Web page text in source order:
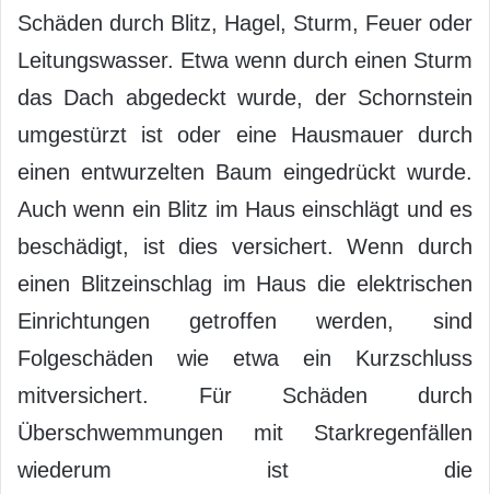
Schäden durch Blitz, Hagel, Sturm, Feuer oder
Leitungswasser. Etwa wenn durch einen Sturm
das Dach abgedeckt wurde, der Schornstein
umgestürzt ist oder eine Hausmauer durch
einen entwurzelten Baum eingedrückt wurde.
Auch wenn ein Blitz im Haus einschlägt und es
beschädigt, ist dies versichert. Wenn durch
einen Blitzeinschlag im Haus die elektrischen
Einrichtungen getroffen werden, sind
Folgeschäden wie etwa ein Kurzschluss
mitversichert. Für Schäden durch
Überschwemmungen mit Starkregenfällen
wiederum ist die